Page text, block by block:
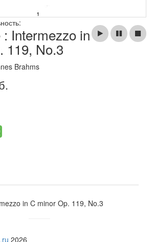
Intermezzo in
119, No.3
Brahms
in C minor Op. 119, No.3
2026